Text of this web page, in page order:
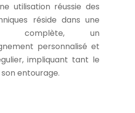
utilisation réussie des
réside dans une
complète, un
personnalisé et
impliquant tant le
entourage.